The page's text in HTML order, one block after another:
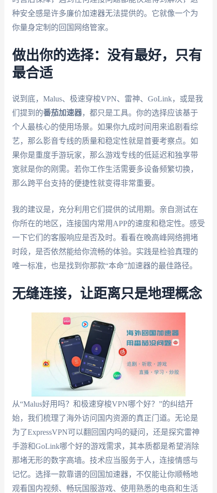
种安全感是许多廉价加速器无法提供的。它就像一个为
你量身定制的回国网络管家。
做出你的选择：没有最好，只有
最合适
说到底，Malus、极速穿梭VPN、雷神、GoLink，或是我
们提到的番茄加速器，都只是工具。你的选择应该基于
个人最核心的使用场景。如果你九成时间用来追剧看综
艺，那么影音专线的质量和稳定性就是首要考察点。如
果你是重度手游玩家，那么游戏专线的低延迟和独享带
宽就是你的刚需。若你工作生活需要多设备频繁切换，
那么跨平台支持的便捷性就变得非常重要。
我的建议是，充分利用它们提供的试用期。亲自测试在
你所在的地区，连接国内常用APP的速度和稳定性。感受
一下它们的客服响应是否及时。看看在晚高峰网络拥堵
时段，是否依然能给你流畅的体验。实践是检验真理的
唯一标准，也是找到你那款“本命”加速器的最佳路径。
无缝连接，让距离只是地理概念
从“Malus好用吗？和极速穿梭VPN哪个好？”的纠结开
始，我们梳理了海外访问国内资源的真正门道。无论是
为了ExpressVPN可以翻回国内吗的疑问，还是探究雷神
手游和GoLink哪个好的游戏需求，其本质都是希望消除
那堵无形的数字高墙。技术应当服务于人，连接情感与
记忆。选择一款靠谱的回国加速器，不仅能让你顺畅地
观看国内视频、畅玩国服游戏、使用熟悉的电商和生活